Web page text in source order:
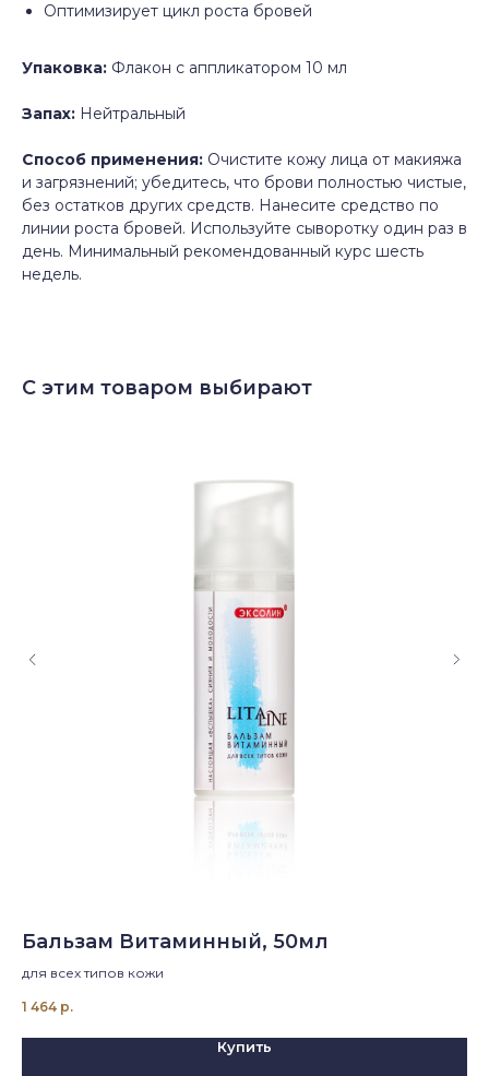
Оптимизирует цикл роста бровей
Упаковка: Флакон с аппликатором 10 мл
Запах: Нейтральный
Способ применения: Очистите кожу лица от макияжа
и загрязнений; убедитесь, что брови полностью чистые,
без остатков других средств. Нанесите средство по
линии роста бровей. Используйте сыворотку один раз в
день. Минимальный рекомендованный курс шесть
недель.
С этим товаром выбирают
Бальзам Витаминный, 50мл
для всех типов кожи
1 464 р.
Купить